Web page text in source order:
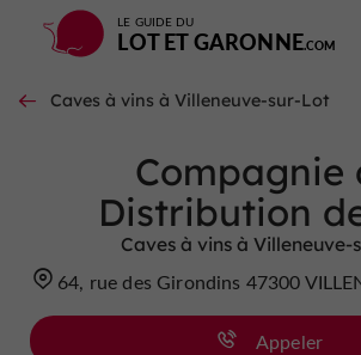
LE GUIDE DU
LOT ET GARONNE
Caves à vins à Villeneuve-sur-Lot
Compagnie
Distribution
Caves à vins à Villeneuve-
64, rue des Girondins 47300
Appeler